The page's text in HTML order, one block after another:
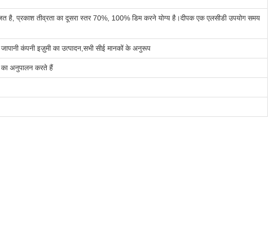
प्रकाश तीव्रता का दूसरा स्तर 70%, 100% डिम करने योग्य है।दीपक एक एलसीडी उपयोग समय
कंपनी इज़ुमी का उत्पादन,सभी सीई मानकों के अनुरूप
का अनुपालन करते हैं